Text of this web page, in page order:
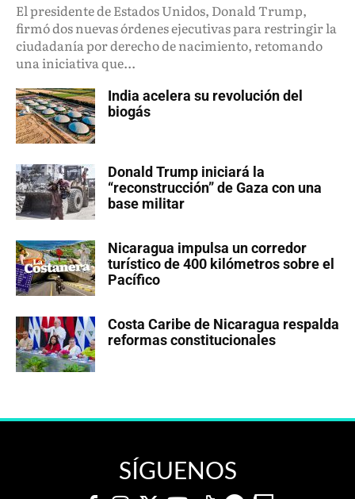
El presidente de Estados Unidos, Donald Trump,
firmó dos nuevas órdenes ejecutivas para restringir la
ciudadanía por derecho de nacimiento, retomando
una iniciativa que...
India acelera su revolución del
biogás
Donald Trump iniciará la
“reconstrucción” de Gaza con una
base militar
Nicaragua impulsa un corredor
turístico de 400 kilómetros sobre el
Pacífico
Costa Caribe de Nicaragua respalda
reformas constitucionales
SÍGUENOS